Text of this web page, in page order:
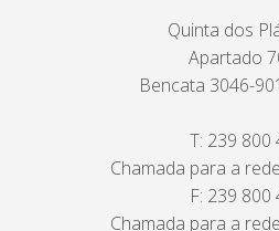
Quinta dos
Apartado
Bencata 3046-
T: 239 800
Chamada para a
F: 239 800
Chamada para a